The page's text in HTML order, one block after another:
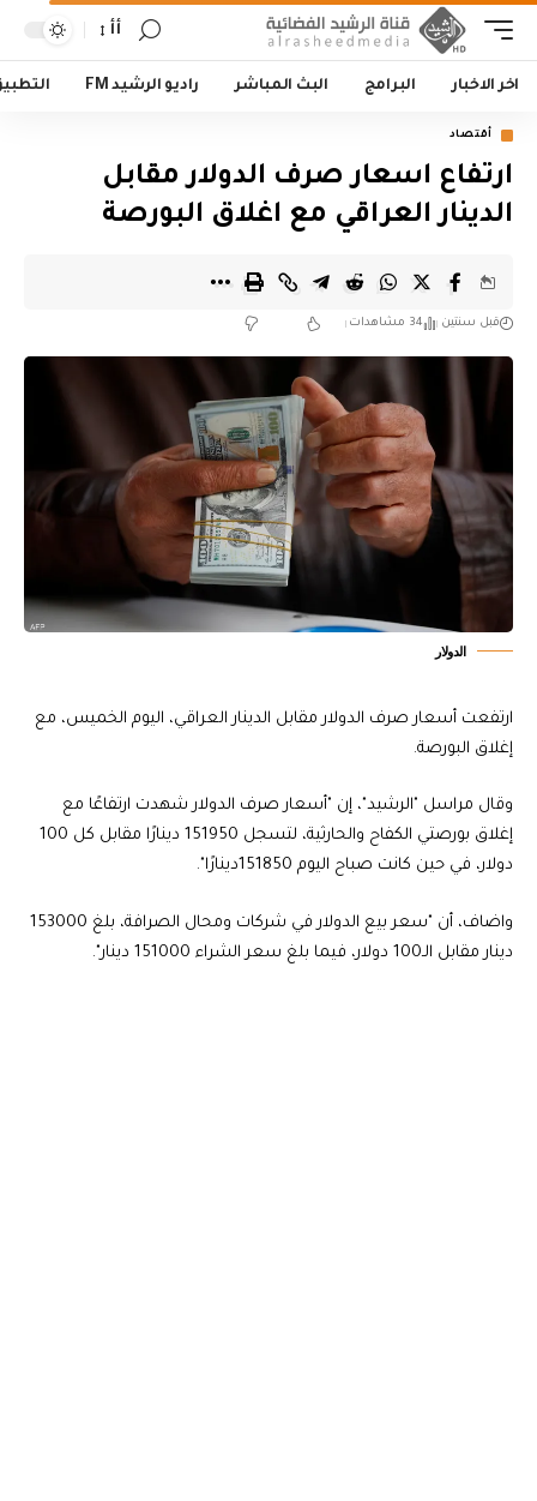
أأ
اخر الاخبار البرامج البث المباشر راديو الرشيد FM
أقتصاد
ارتفاع اسعار صرف الدولار مقابل
الدينار العراقي مع اغلاق البورصة
قبل سنتين 34 مشاهدات
الدولار
ارتفعت أسعار صرف الدولار مقابل الدينار العراقي، اليوم الخميس، مع
إغلاق البورصة.
وقال مراسل "الرشيد"، إن "أسعار صرف الدولار شهدت ارتفاعًا مع
إغلاق بورصتي الكفاح والحارثية، لتسجل 151950 دينارًا مقابل كل 100
دولار، في حين كانت صباح اليوم 151850دينارًا".
واضاف، أن "سعر بيع الدولار في شركات ومحال الصرافة، بلغ 153000
دينار مقابل الـ100 دولار، فيما بلغ سعر الشراء 151000 دينار".